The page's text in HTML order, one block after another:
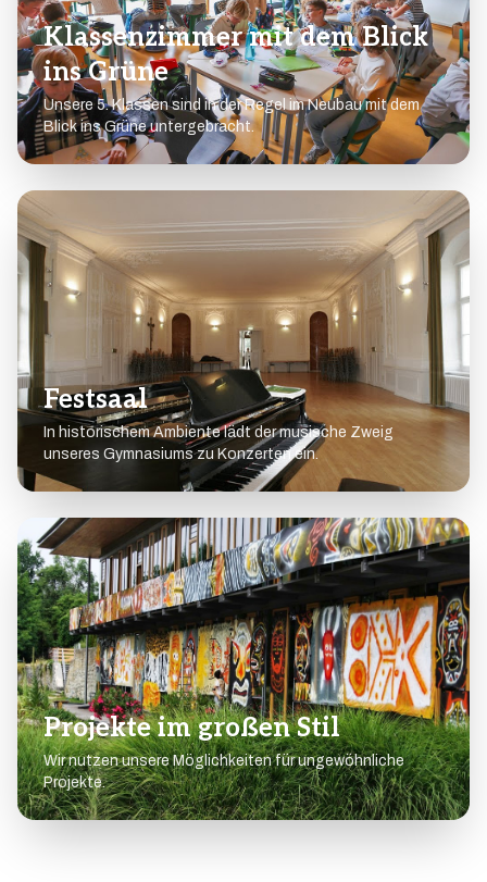
Klassenzimmer mit dem Blick
ins Grüne
Unsere 5. Klassen sind in der Regel im Neubau mit dem
Blick ins Grüne untergebracht.
Festsaal
In historischem Ambiente lädt der musische Zweig
unseres Gymnasiums zu Konzerten ein.
Projekte im großen Stil
Wir nutzen unsere Möglichkeiten für ungewöhnliche
Projekte.